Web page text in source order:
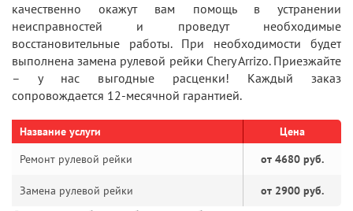
качественно окажут вам помощь в устранении
неисправностей и проведут необходимые
восстановительные работы. При необходимости будет
выполнена замена рулевой рейки Chery Arrizo. Приезжайте
– у нас выгодные расценки! Каждый заказ
сопровождается 12-месячной гарантией.
Название услуги
Цена
Ремонт рулевой рейки
от 4680 руб.
Замена рулевой рейки от 2900 руб.